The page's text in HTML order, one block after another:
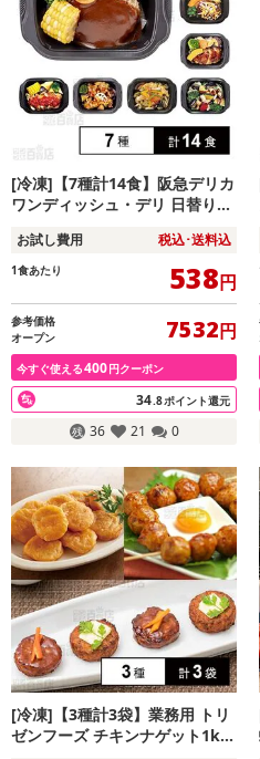
[冷凍]【7種計14食】阪急デリカ
ワンディッシュ・デリ 日替り2
お試し費用 税込･送料込
1食あたり 538円
参考価格
オープン
7532円
今すぐ使える400円クーポン
34.8ポイント還元
36 21 0
[冷凍]【3種計3袋】業務用 トリ
ゼンフーズ チキンナゲット1k